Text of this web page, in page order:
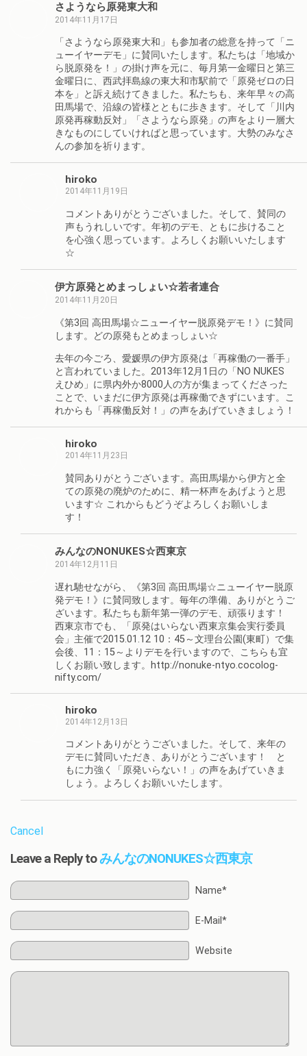
さようなら原発東大和
2014年11月17日
「さようなら原発東大和」も参加者の総意を持って「ニ
ューイヤーデモ」に賛同いたします。私たちは「地域か
ら脱原発を！」の掛け声を元に、毎月第一金曜日と第三
金曜日に、西武拝島線の東大和市駅前で「原発ゼロの日
本を」と訴え続けてきました。私たちも、来年早々の高
田馬場で、沿線の皆様とともに歩きます。そして「川内
原発再稼動反対」「さようなら原発」の声をより一層大
きなものにしていければと思っています。大勢のみなさ
んの参加を祈ります。
hiroko
2014年11月19日
コメントありがとうございました。そして、賛同の
声もうれしいです。年初のデモ、ともに歩けること
を心強く思っています。よろしくお願いいたします
☆
伊方原発とめまっしょい☆若者連合
2014年11月20日
《第3回 高田馬場☆ニューイヤー脱原発デモ！》に賛同
します。どの原発もとめまっしょい☆
去年の今ごろ、愛媛県の伊方原発は「再稼働の一番手」
と言われていました。2013年12月1日の「NO NUKES
えひめ」に県内外か8000人の方が集まってくださった
ことで、いまだに伊方原発は再稼働できずにいます。こ
れからも「再稼働反対！」の声をあげていきましょう！
hiroko
2014年11月23日
賛同ありがとうございます。高田馬場から伊方と全
ての原発の廃炉のために、精一杯声をあげようと思
います☆ これからもどうぞよろしくお願いしま
す！
みんなのNONUKES☆西東京
2014年12月11日
遅れ馳せながら、《第3回 高田馬場☆ニューイヤー脱原
発デモ！》に賛同致します。毎年の準備、ありがとうご
ざいます。私たちも新年第一弾のデモ、頑張ります！
西東京市でも、「原発はいらない西東京集会実行委員
会」主催で2015.01.12 10：45～文理台公園(東町）で集
会後、11：15～よりデモを行いますので、こちらも宜
しくお願い致します。http://nonuke-ntyo.cocolog-
nifty.com/
hiroko
2014年12月13日
コメントありがとうございました。そして、来年の
デモに賛同いただき、ありがとうございます！ と
もに力強く「原発いらない！」の声をあげていきま
しょう。よろしくお願いいたします。
Cancel
Leave a Reply toみんなのNONUKES☆西東京
Name*
E-Mail*
Website